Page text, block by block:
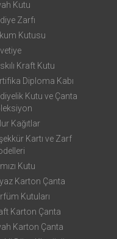
Kutu
Zarfı
Kutusu
Kraft Kutu
Diploma Kabı
Kutu ve Çanta
Kağıtlar
Kartı ve Zarf
Kutu
Karton Çanta
Kutuları
Karton Çanta
Karton Çanta